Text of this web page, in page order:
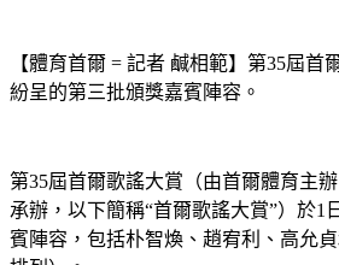
【體育首爾 = 記者 鹹相範】第35屆首
紛呈的第三批頒獎嘉賓陣容。
第35屆首爾歌謠大賞（由首爾體育主
承辦，以下簡稱“首爾歌謠大賞”）於1
賓陣容，包括朴智煥、趙宥利、高允